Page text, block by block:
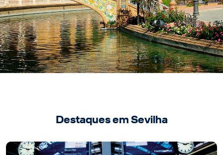
Destaques em Sevilha